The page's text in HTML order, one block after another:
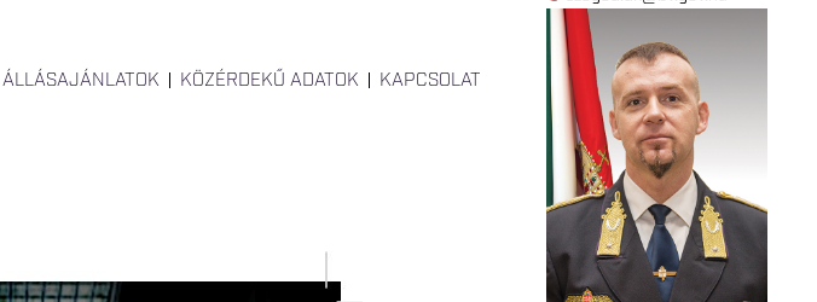
ÁLLÁSAJÁNLATOK KÖZÉRDEKŰ ADATOK KAPCSOLAT